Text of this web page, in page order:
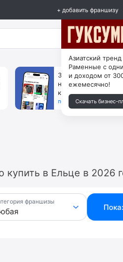
+ добавить франшизу
За 90 тыс. открой
ни коробок, ни
каждый месяц +125
получить бизнес-план ↓
в Ельце в 2026
франшизы
Азиатский
Раменные с
и доходом от
ежемесячно!
Скачать бизнес-